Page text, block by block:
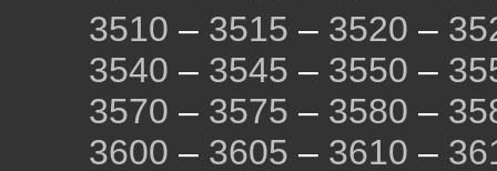
3510 – 3515 – 3520 –
3540 – 3545 – 3550 –
3570 – 3575 – 3580 –
3600 – 3605 – 3610 –